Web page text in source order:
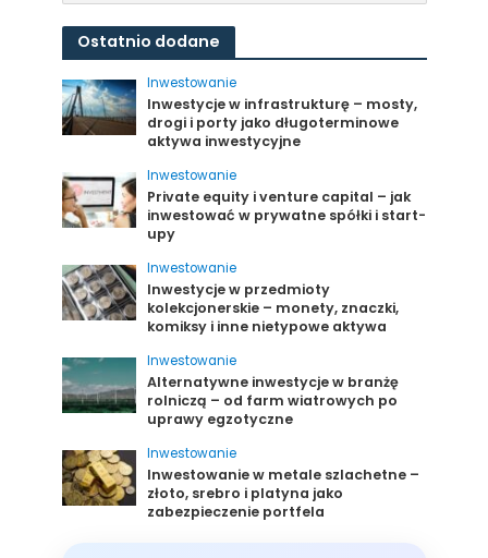
Ostatnio dodane
Inwestowanie
Inwestycje w infrastrukturę – mosty,
drogi i porty jako długoterminowe
aktywa inwestycyjne
Inwestowanie
Private equity i venture capital – jak
inwestować w prywatne spółki i start-
upy
Inwestowanie
Inwestycje w przedmioty
kolekcjonerskie – monety, znaczki,
komiksy i inne nietypowe aktywa
Inwestowanie
Alternatywne inwestycje w branżę
rolniczą – od farm wiatrowych po
uprawy egzotyczne
Inwestowanie
Inwestowanie w metale szlachetne –
złoto, srebro i platyna jako
zabezpieczenie portfela